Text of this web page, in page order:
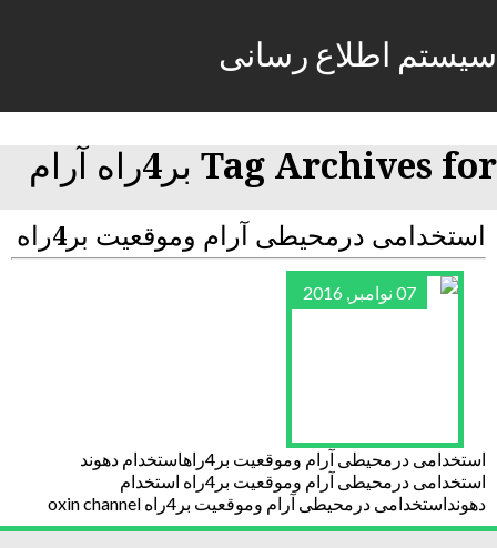
سیستم اطلاع رسانی
Tag Archives for بر4راه آرام
استخدامی درمحیطی آرام وموقعیت بر4راه
07 نوامبر, 2016
استخدامی درمحیطی آرام وموقعیت بر4راهاستخدام دهوند
استخدامی درمحیطی آرام وموقعیت بر4راه استخدام
دهونداستخدامی درمحیطی آرام وموقعیت بر4راه oxin channel